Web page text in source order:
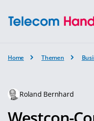
Home Themen
Roland Bernhard